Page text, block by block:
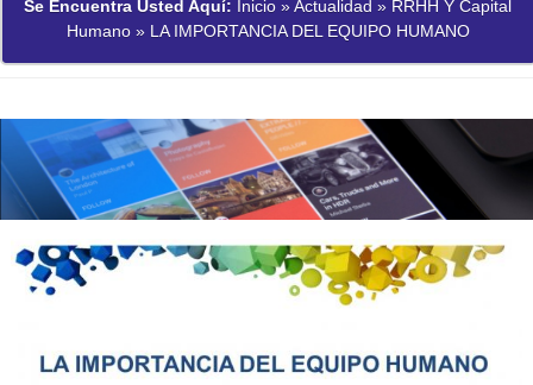
SE ENCUENTRA USTED AQUÍ
Se Encuentra Usted Aquí: Inicio »Actualidad » RRHH Y Capital
Humano» LA IMPORTANCIA DEL EQUIPO HUMANO